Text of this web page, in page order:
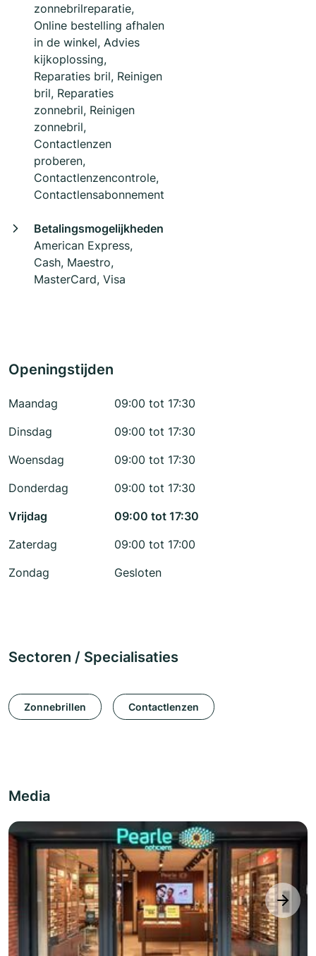
zonnebrilreparatie,
Online bestelling afhalen
in de winkel, Advies
kijkoplossing,
Reparaties bril, Reinigen
bril, Reparaties
zonnebril, Reinigen
zonnebril,
Contactlenzen
proberen,
Contactlenzencontrole,
Contactlensabonnement
Betalingsmogelijkheden
American Express,
Cash, Maestro,
MasterCard, Visa
Openingstijden
Maandag
09:00 tot 17:30
Dinsdag
09:00 tot 17:30
Woensdag
09:00 tot 17:30
Donderdag
09:00 tot 17:30
Vrijdag
09:00 tot 17:30
Zaterdag
09:00 tot 17:00
Zondag
Gesloten
Sectoren / Specialisaties
Zonnebrillen Contactlenzen
Media
next